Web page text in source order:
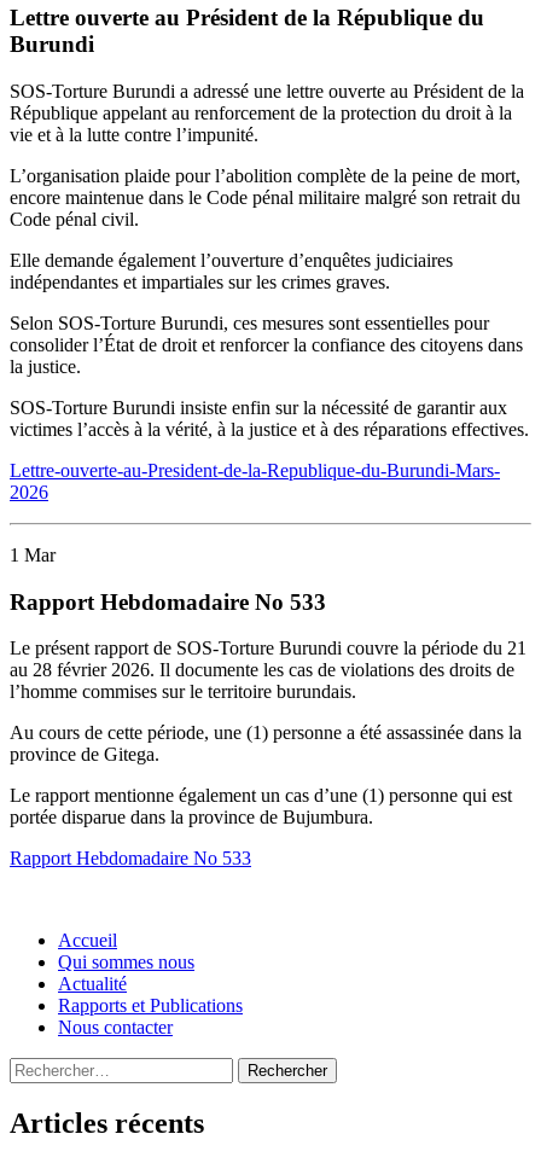
Lettre ouverte au Président de la République du
Burundi
SOS-Torture Burundi a adressé une lettre ouverte au Président de la
République appelant au renforcement de la protection du droit à la
vie et à la lutte contre l’impunité.
L’organisation plaide pour l’abolition complète de la peine de mort,
encore maintenue dans le Code pénal militaire malgré son retrait du
Code pénal civil.
Elle demande également l’ouverture d’enquêtes judiciaires
indépendantes et impartiales sur les crimes graves.
Selon SOS-Torture Burundi, ces mesures sont essentielles pour
consolider l’État de droit et renforcer la confiance des citoyens dans
la justice.
SOS-Torture Burundi insiste enfin sur la nécessité de garantir aux
victimes l’accès à la vérité, à la justice et à des réparations effectives.
Lettre-ouverte-au-President-de-la-Republique-du-Burundi-Mars-
2026
1 Mar
Rapport Hebdomadaire No 533
Le présent rapport de SOS-Torture Burundi couvre la période du 21
au 28 février 2026. Il documente les cas de violations des droits de
l’homme commises sur le territoire burundais.
Au cours de cette période, une (1) personne a été assassinée dans la
province de Gitega.
Le rapport mentionne également un cas d’une (1) personne qui est
portée disparue dans la province de Bujumbura.
Rapport Hebdomadaire No 533
Accueil
Qui sommes nous
Actualité
Rapports et Publications
Nous contacter
Rechercher :
Articles récents